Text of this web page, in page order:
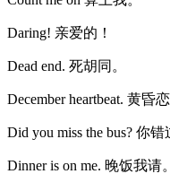
Daring! 亲爱的！
Dead end. 死胡同。
December heartbeat. 黄昏恋
Did you miss the bus? 你
Dinner is on me. 晚饭我请。